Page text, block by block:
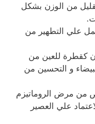
من الوزن بشكل
علي التطهير من
كقطرة للعين من
و التحسين من
من مرض الروماتيزم
علي العصير